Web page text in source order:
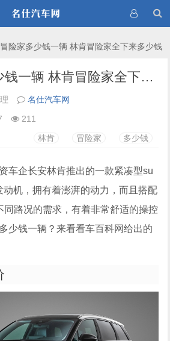
险家多少钱一辆 林肯冒险家全下来多少钱
林肯冒险家多少钱一辆 林肯冒险家全下来多少钱（大概26.70万元起）
名仕汽车网
211
林肯
冒险家 多少钱
车企长安林肯推出的一款紧凑型su
动机，拥有着澎湃的动力，而且搭配
同路况的需求，有着非常舒适的操控
少钱一辆？来看看车百科网给出的